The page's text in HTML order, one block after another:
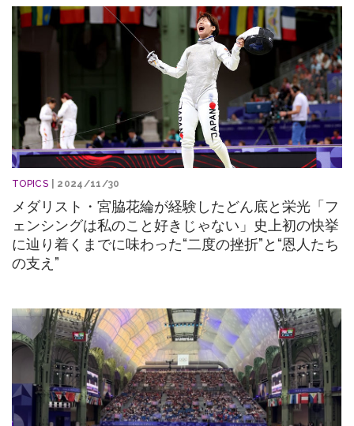
TOPICS | 2024/11/30
メダリスト・宮脇花綸が経験したどん底と栄光「フ
ェンシングは私のこと好きじゃない」史上初の快挙
に辿り着くまでに味わった“二度の挫折”と“恩人たち
の支え”